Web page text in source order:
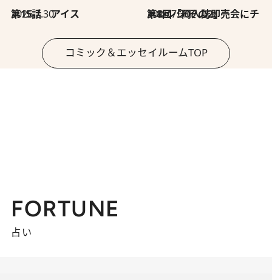
2026.7.30
第15話 アイス 2026.7.30
第8回「同人誌即売会にチャレンジ その2」
コミック＆エッセイルームTOP
FORTUNE
占い